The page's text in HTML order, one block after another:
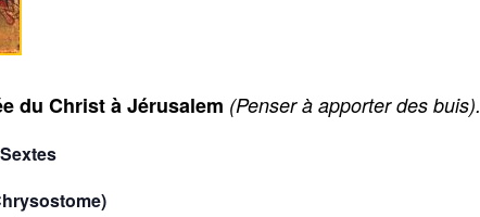
du Christ à Jérusalem (Penser à apporter des buis).